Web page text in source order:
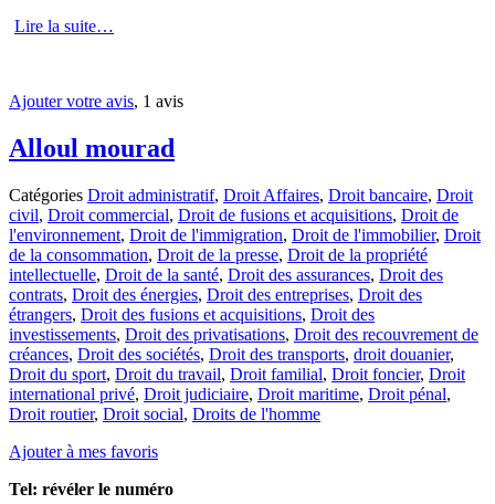
Lire la suite…
Ajouter votre avis, 1 avis
Alloul mourad
Catégories Droit administratif, Droit Affaires, Droit bancaire, Droit
civil, Droit commercial, Droit de fusions et acquisitions, Droit de
l'environnement, Droit de l'immigration, Droit de l'immobilier, Droit
de la consommation, Droit de la presse, Droit de la propriété
intellectuelle, Droit de la santé, Droit des assurances, Droit des
contrats, Droit des énergies, Droit des entreprises, Droit des
étrangers, Droit des fusions et acquisitions, Droit des
investissements, Droit des privatisations, Droit des recouvrement de
créances, Droit des sociétés, Droit des transports, droit douanier,
Droit du sport, Droit du travail, Droit familial, Droit foncier, Droit
international privé, Droit judiciaire, Droit maritime, Droit pénal,
Droit routier, Droit social, Droits de l'homme
Ajouter à mes favoris
Tel: révéler le numéro